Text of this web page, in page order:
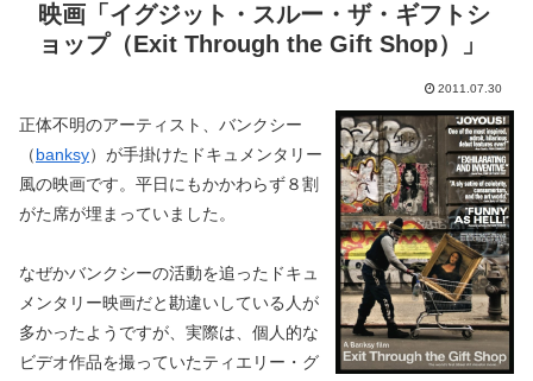
映画「イグジット・スルー・ザ・ギフトシ
ョップ（Exit Through the Gift Shop）」
2011.07.30
正体不明のアーティスト、バンクシー
（banksy）が手掛けたドキュメンタリー
風の映画です。平日にもかかわらず８割
がた席が埋まっていました。
なぜかバンクシーの活動を追ったドキュ
メンタリー映画だと勘違いしている人が
多かったようですが、実際は、個人的な
ビデオ作品を撮っていたティエリー・グ